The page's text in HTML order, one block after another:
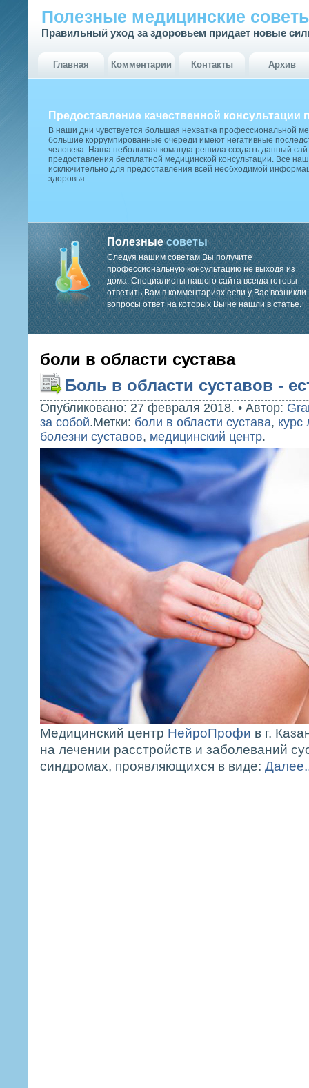
Полезные медицинские
Правильный уход за здоровьем придает новые
Главная Комментарии Контакты Архив
Предоставление качественной консультации
В наши дни чувствуется большая нехватка профессиональной
большие коррумпированные очереди имеют негативные
человека. Наша небольшая команда решила создать данный
предоставления бесплатной медицинской консультации. Все
исключительно для предоставления всей необходимой
здоровья.
Полезныесоветы
Следуя нашим советам Вы получите
профессиональную консультацию не выходя из
дома. Специалисты нашего сайта всегда готовы
ответить Вам в комментариях если у Вас возникли
вопросы ответ на которых Вы не нашли в статье.
боли в области сустава
Боль в области суставов -
Опубликовано: 27 февраля 2018. • Автор:
за собой.Метки: боли в области сустава, курс
болезни суставов, медицинский центр.
Медицинский центр НейроПрофи в г.
на лечении расстройств и заболеваний
синдромах, проявляющихся в виде: